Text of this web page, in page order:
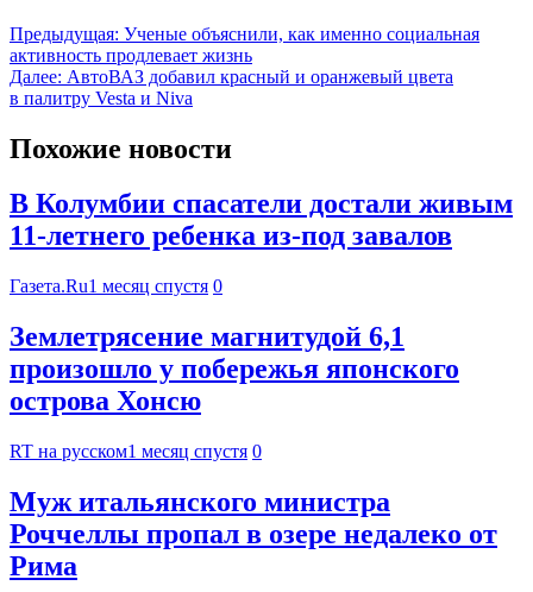
Предыдущая: Ученые объяснили, как именно социальная
активность продлевает жизнь
Далее: АвтоВАЗ добавил красный и оранжевый цвета
в палитру Vesta и Niva
Похожие новости
В Колумбии спасатели достали живым
11-летнего ребенка из-под завалов
Газета.Ru1 месяц спустя 0
Землетрясение магнитудой 6,1
произошло у побережья японского
острова Хонсю
RT на русском1 месяц спустя 0
Муж итальянского министра
Роччеллы пропал в озере недалеко от
Рима